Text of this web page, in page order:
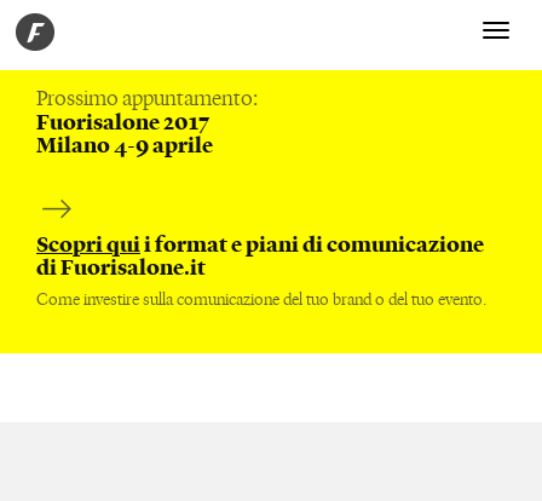
Toggle
Prossimo appuntamento:
Fuorisalone 2017
Milano 4-9 aprile
Scopri quii format e piani di comunicazione
di Fuorisalone.it
Come investire sulla comunicazione del tuo brand o del tuo evento.